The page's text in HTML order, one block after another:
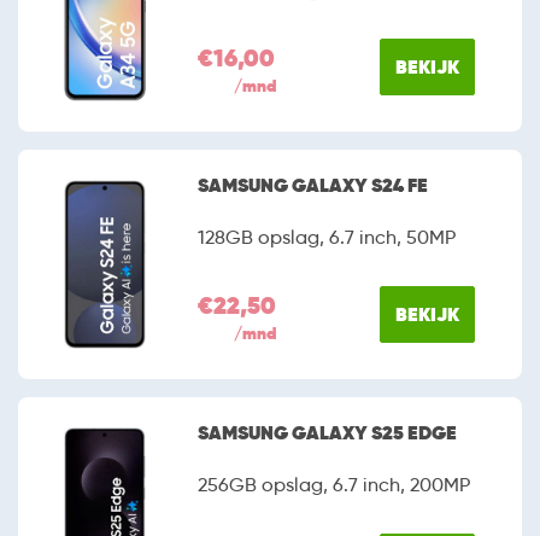
€16,00
/mnd
BEKIJK
SAMSUNG GALAXY S24 FE
128GB opslag, 6.7 inch, 50MP
€22,50
/mnd
BEKIJK
SAMSUNG GALAXY S25 EDGE
256GB opslag, 6.7 inch, 200MP